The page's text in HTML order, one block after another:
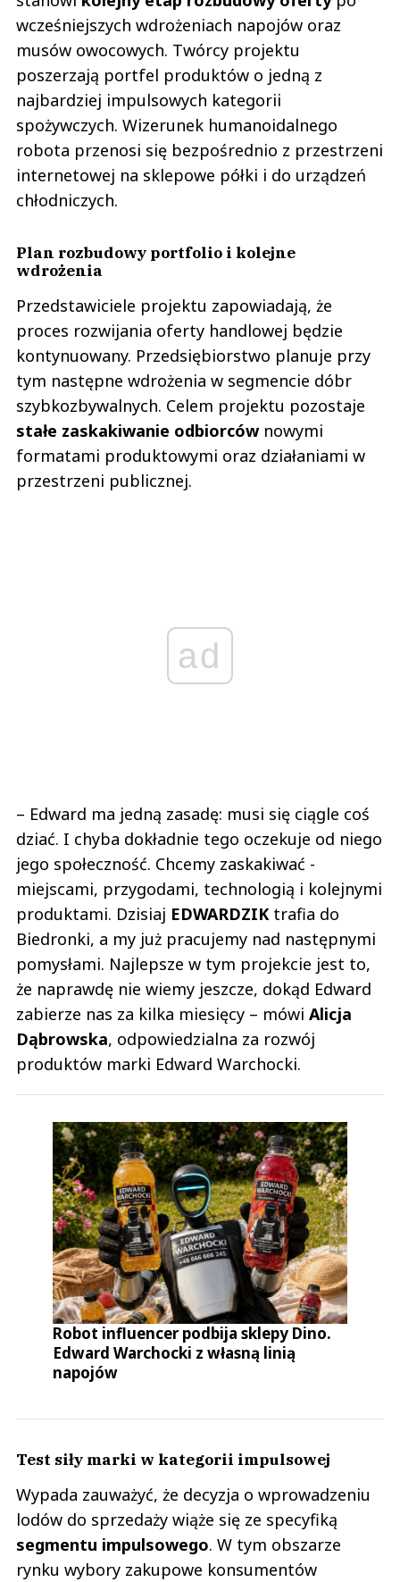
wcześniejszych wdrożeniach napojów oraz
musów owocowych. Twórcy projektu
poszerzają portfel produktów o jedną z
najbardziej impulsowych kategorii
spożywczych. Wizerunek humanoidalnego
robota przenosi się bezpośrednio z przestrzeni
internetowej na sklepowe półki i do urządzeń
chłodniczych.
Plan rozbudowy portfolio i kolejne
wdrożenia
Przedstawiciele projektu zapowiadają, że
proces rozwijania oferty handlowej będzie
kontynuowany. Przedsiębiorstwo planuje przy
tym następne wdrożenia w segmencie dóbr
szybkozbywalnych. Celem projektu pozostaje
stałe zaskakiwanie odbiorcównowymi
formatami produktowymi oraz działaniami w
przestrzeni publicznej.
ad
– Edward ma jedną zasadę: musi się ciągle coś
dziać. I chyba dokładnie tego oczekuje od niego
jego społeczność. Chcemy zaskakiwać -
miejscami, przygodami, technologią i kolejnymi
produktami. Dzisiaj EDWARDZIK trafia do
Biedronki, a my już pracujemy nad następnymi
pomysłami. Najlepsze w tym projekcie jest to,
że naprawdę nie wiemy jeszcze, dokąd Edward
zabierze nas za kilka miesięcy – mówi Alicja
Dąbrowska, odpowiedzialna za rozwój
produktów marki Edward Warchocki.
Robot influencer podbija sklepy Dino.
Edward Warchocki z własną linią
napojów
Test siły marki w kategorii impulsowej
Wypada zauważyć, że decyzja o wprowadzeniu
lodów do sprzedaży wiąże się ze specyfiką
segmentu impulsowego. W tym obszarze
rynku wybory zakupowe konsumentów